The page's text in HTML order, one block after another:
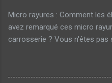
Micro rayures : Comment les
avez remarqué ces micro
carrosserie ? Vous n'êtes pas
embêtantes . Mais alors,
Cet article vous dévoile les